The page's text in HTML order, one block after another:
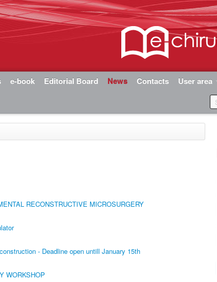
e-book Editorial Board News Contacts User area
RECONSTRUCTIVE MICROSURGERY
- Deadline open untill January 15th
WORKSHOP